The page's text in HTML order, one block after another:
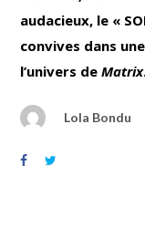
audacieux, le «
convives dans
l’univers deMatrix
Lola Bondu